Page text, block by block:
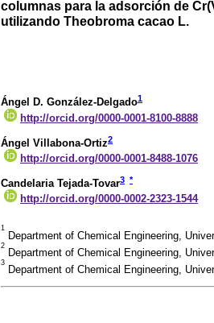
columnas para la adsorción de
utilizando Theobroma cacao L.
Ángel D. González-Delgado1
http://orcid.org/0000-0001-8100-8888
Ángel Villabona-Ortiz2
http://orcid.org/0000-0001-8488-1076
Candelaria Tejada-Tovar3 *
http://orcid.org/0000-0002-2323-1544
1
Department of Chemical Engineering,
2
Department of Chemical Engineering,
3
Department of Chemical Engineering,